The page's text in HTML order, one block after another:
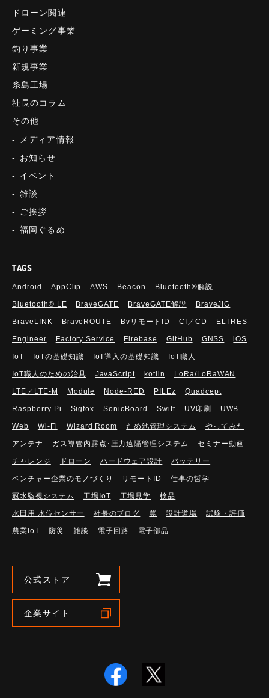
ドローン関連
ゲーミング事業
釣り事業
新規事業
糸島工場
社長のコラム
その他
メディア情報
お知らせ
イベント
雑談
ご挨拶
福岡ぐるめ
TAGS
Android AppClip AWS Beacon Bluetooth®解説
Bluetooth®︎ LE BraveGATE BraveGATE解説 BraveJIG
BraveLINK BraveROUTE BvリモートID CI／CD ELTRES
Engineer Factory Service Firebase GitHub GNSS iOS
IoT IoTの基礎知識 IoT導入の基礎知識 IoT職人
IoT職人のための治具 JavaScript kotlin LoRa/LoRaWAN
LTE／LTE-M Module Node-RED PILEz Quadcept
Raspberry Pi Sigfox SonicBoard Swift UV印刷 UWB
Web Wi-Fi Wizard Room ため池管理システム やってみた
アンテナ ガス導管内露点･圧力遠隔管理システム セミナー動画
チャレンジ ドローン ハードウェア設計 バッテリー
ベンチャー企業のモノづくり リモートID 仕事の哲学
冠水監視システム 工場IoT 工場見学 検品
水田用 水位センサー 社長のブログ 罠 設計道場 試験・評価
農業IoT 防災 雑談 電子回路 電子部品
公式ストア
企業サイト